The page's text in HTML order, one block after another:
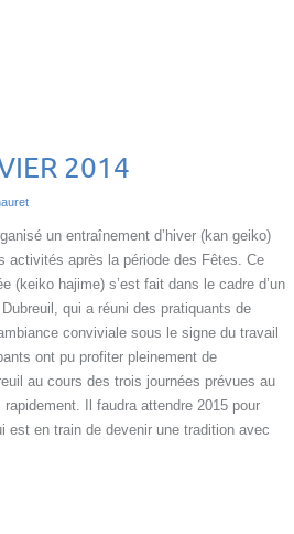
2014
un entraînement d’hiver (kan geiko)
activités après la période des Fêtes. Ce
(keiko hajime) s’est fait dans le cadre d’un
qui a réuni des pratiquants de
conviviale sous le signe du travail
ont pu profiter pleinement de
au cours des trois journées prévues au
Il faudra attendre 2015 pour
est en train de devenir une tradition avec